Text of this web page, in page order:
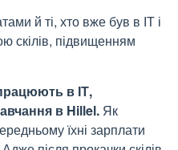
й ті, хто вже був в ІТ і
скілів, підвищенням
в ІТ,
в Hillel. Як
їхні зарплати